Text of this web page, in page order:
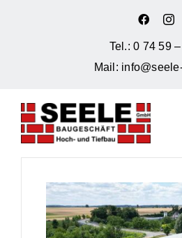
Tel.:0 74 59
Mail:
Leistungen